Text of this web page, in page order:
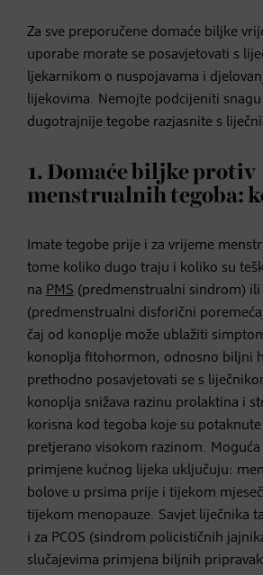
Za sve preporučene domaće biljke
uporabe morate se posavjetovati s
ljekarnikom o nuspojavama i
lijekovima. Nemojte podcijeniti snagu
dugotrajnije tegobe razjasnite s
1. Domaće biljke protiv
menstrualnih tegoba:
Imate tegobe prije i za vrijeme
tome koliko dugo traju i koliko su
na PMS (predmenstrualni sindrom) ili
(predmenstrualni disforični
čaj od konoplje može ublažiti
konoplja fitohormon, odnosno biljni
prethodno posavjetovati se s
konoplja snižava razinu prolaktina i
korisna kod tegoba koje su
pretjerano visokom razinom.
primjene kućnog lijeka uključuju:
bolove u prsima prije i tijekom
tijekom menopauze. Savjet liječnika
i za PCOS (sindrom policističnih
slučajevima primjena biljnih